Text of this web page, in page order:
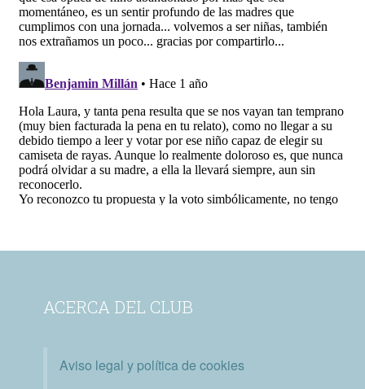
ACERCA DEL CLUB
Aviso legal y política de cookies